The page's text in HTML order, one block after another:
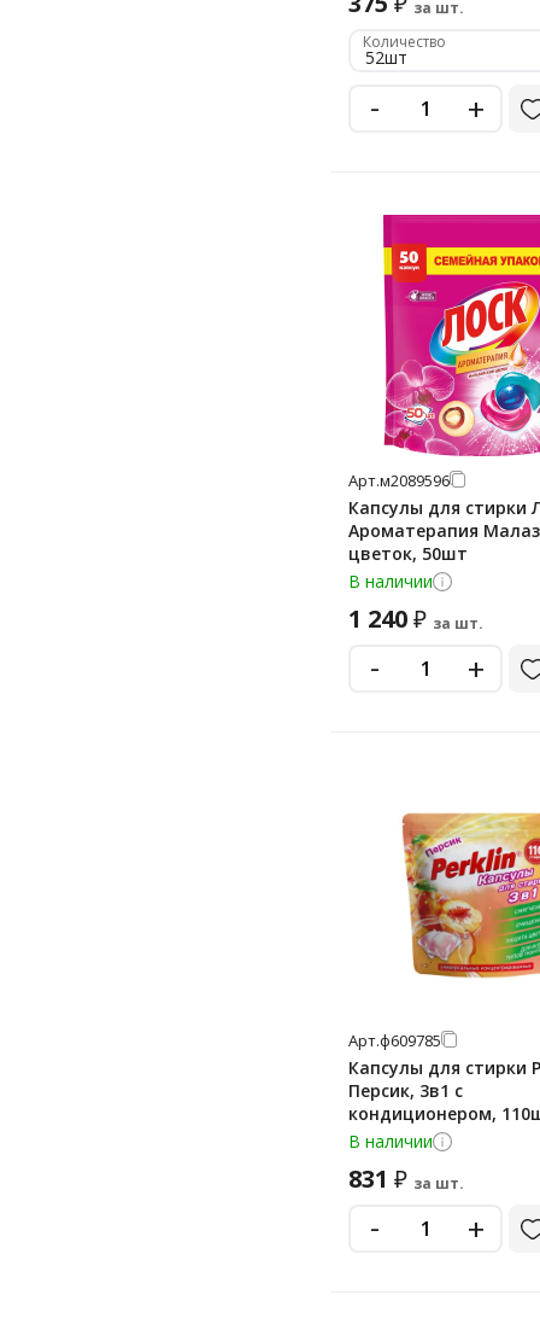
за шт.
Количество
52шт
- +
Арт.м2089596
Капсулы для стирки
Ароматерапия
цветок, 50шт
В наличии
1 240₽ за шт.
- +
Арт.ф609785
Капсулы для стирки
Персик, 3в1 с
кондиционером,
В наличии
831 ₽ за шт.
- +